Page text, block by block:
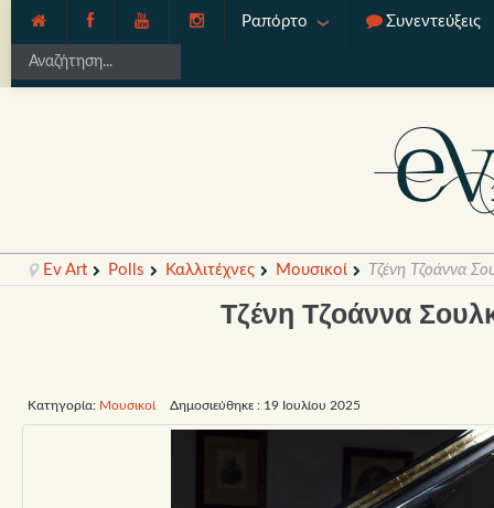
Ραπόρτο Συνεντεύξεις
Ev Art Polls Καλλιτέχνες Μουσικοί Τζένη Τζοάννα
Τζένη Τζοάννα
Κατηγορία: Μουσικοί Δημοσιεύθηκε : 19 Ιουλίου 2025